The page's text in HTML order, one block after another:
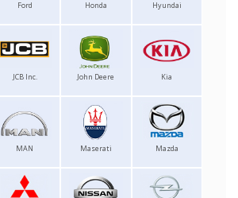
Ford Honda Hyundai
JCB Inc. John Deere Kia
MAN Maserati Mazda